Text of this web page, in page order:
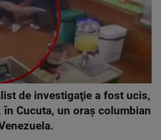
de investigaţie a fost ucis,
Cucuta, un oraş columbian